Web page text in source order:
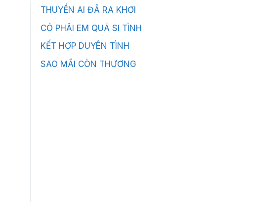
THUYỀN AI ĐÃ RA KHƠI
CÓ PHẢI EM QUÁ SI TÌNH
KẾT HỢP DUYÊN TÌNH
SAO MÃI CÒN THƯƠNG